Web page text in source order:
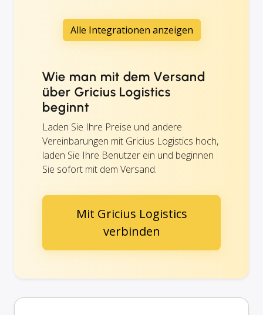
Alle Integrationen anzeigen
Wie man mit dem Versand
über Gricius Logistics
beginnt
Laden Sie Ihre Preise und andere
Vereinbarungen mit Gricius Logistics hoch,
laden Sie Ihre Benutzer ein und beginnen
Sie sofort mit dem Versand.
Mit Gricius Logistics
verbinden